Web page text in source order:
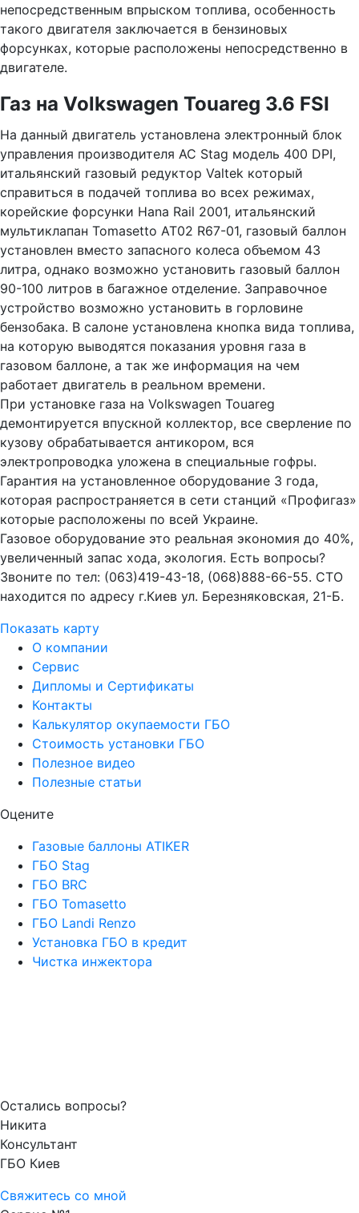
непосредственным впрыском топлива, особенность
такого двигателя заключается в бензиновых
форсунках, которые расположены непосредственно в
двигателе.
Газ на Volkswagen Touareg 3.6 FSI
На данный двигатель установлена электронный блок
управления производителя AC Stag модель 400 DPI,
итальянский газовый редуктор Valtek который
справиться в подачей топлива во всех режимах,
корейские форсунки Hana Rail 2001, итальянский
мультиклапан Tomasetto AT02 R67-01, газовый баллон
установлен вместо запасного колеса объемом 43
литра, однако возможно установить газовый баллон
90-100 литров в багажное отделение. Заправочное
устройство возможно установить в горловине
бензобака. В салоне установлена кнопка вида топлива,
на которую выводятся показания уровня газа в
газовом баллоне, а так же информация на чем
работает двигатель в реальном времени.
При установке газа на Volkswagen Touareg
демонтируется впускной коллектор, все сверление по
кузову обрабатывается антикором, вся
электропроводка уложена в специальные гофры.
Гарантия на установленное оборудование 3 года,
которая распространяется в сети станций «Профигаз»
которые расположены по всей Украине.
Газовое оборудование это реальная экономия до 40%,
увеличенный запас хода, экология. Есть вопросы?
Звоните по тел: (063)419-43-18, (068)888-66-55. СТО
находится по адресу г.Киев ул. Березняковская, 21-Б.
Показать карту
О компании
Сервис
Дипломы и Сертификаты
Контакты
Калькулятор окупаемости ГБО
Стоимость установки ГБО
Полезное видео
Полезные статьи
Оцените
Газовые баллоны ATIKER
ГБО Stag
ГБО BRC
ГБО Tomasetto
ГБО Landi Renzo
Установка ГБО в кредит
Чистка инжектора
Остались вопросы?
Никита
Консультант
ГБО Киев
Свяжитесь со мной